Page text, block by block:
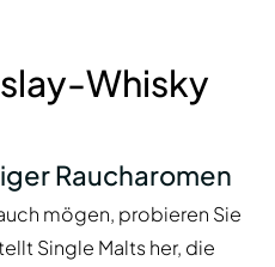
Whisky
Raucharomen
mögen, probieren Sie
Single Malts her, die